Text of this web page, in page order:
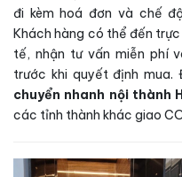
đi kèm hoá đơn và chế
Khách hàng có thể đến
tế, nhận tư vấn miễn phí
trước khi quyết định
chuyển nhanh nội thành
các tỉnh thành khác giao